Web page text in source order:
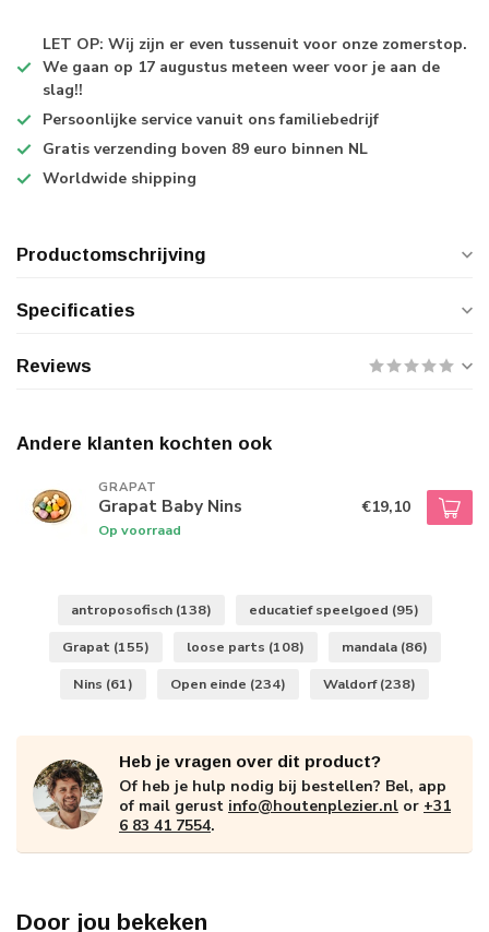
LET OP: Wij zijn er even tussenuit voor onze zomerstop.
We gaan op 17 augustus meteen weer voor je aan de
slag!!
Persoonlijke service vanuit ons familiebedrijf
Gratis verzending boven 89 euro binnen NL
Worldwide shipping
Productomschrijving
Specificaties
Reviews
Andere klanten kochten ook
GRAPAT
Grapat Baby Nins
Op voorraad
€19,10
antroposofisch (138) educatief speelgoed (95)
Grapat (155) loose parts (108) mandala (86)
Nins (61) Open einde (234) Waldorf(238)
Heb je vragen over dit product?
Of heb je hulp nodig bij bestellen? Bel, app
of mail gerust info@houtenplezier.nl or +31
6 83 41 7554.
Door jou bekeken